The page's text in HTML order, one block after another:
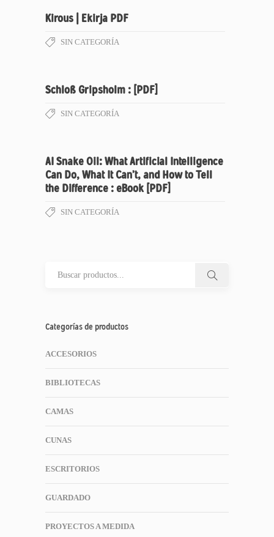
Kirous | Ekirja PDF
SIN CATEGORÍA
Schloß Gripsholm : [PDF]
SIN CATEGORÍA
AI Snake Oil: What Artificial Intelligence
Can Do, What It Can’t, and How to Tell
the Difference : eBook [PDF]
SIN CATEGORÍA
Categorías de productos
ACCESORIOS
BIBLIOTECAS
CAMAS
CUNAS
ESCRITORIOS
GUARDADO
PROYECTOS A MEDIDA